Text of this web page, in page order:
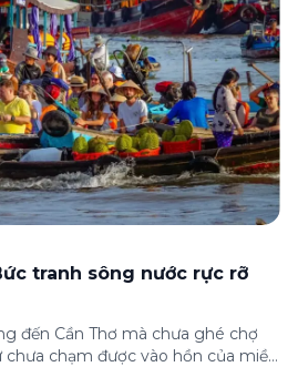
tranh sông nước rực rỡ
đến Cần Thơ mà chưa ghé chợ
chưa chạm được vào hồn của miền